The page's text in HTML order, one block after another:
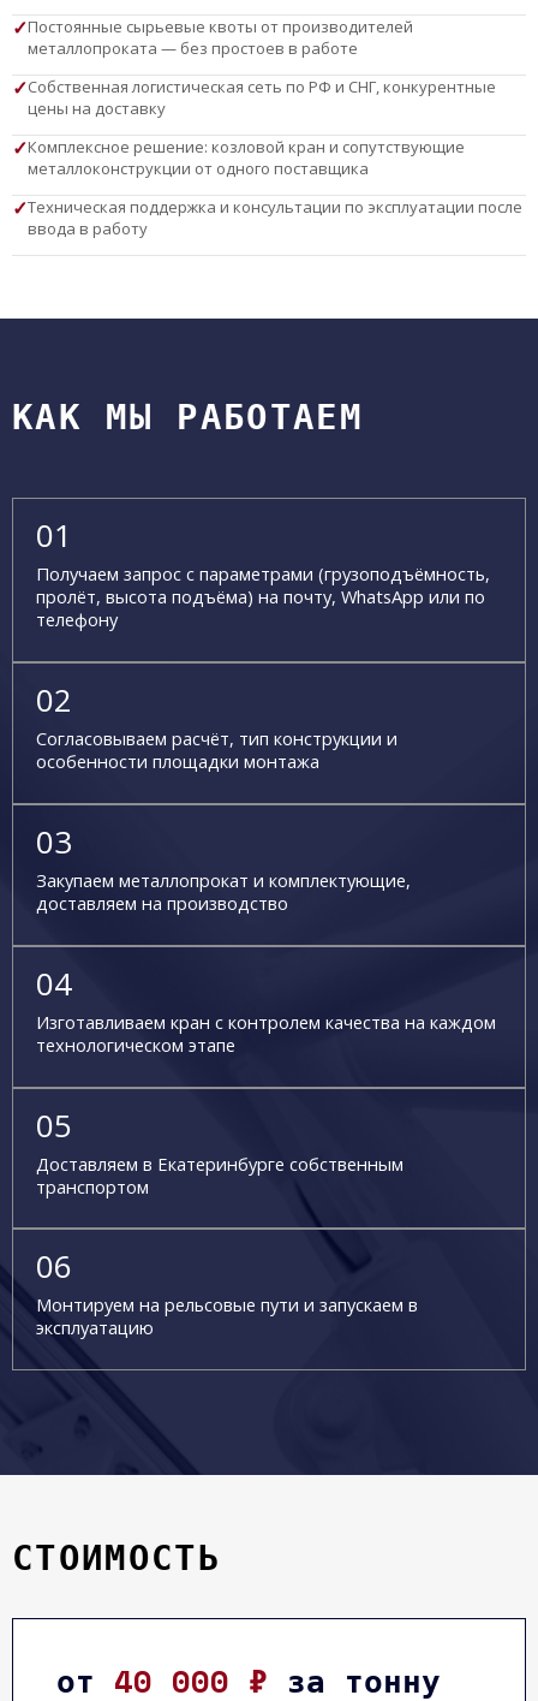
Постоянные сырьевые квоты от производителей
металлопроката — без простоев в работе
Собственная логистическая сеть по РФ и СНГ, конкурентные
цены на доставку
Комплексное решение: козловой кран и сопутствующие
металлоконструкции от одного поставщика
Техническая поддержка и консультации по эксплуатации после
ввода в работу
КАК МЫ РАБОТАЕМ
Получаем запрос с параметрами (грузоподъёмность,
пролёт, высота подъёма) на почту, WhatsApp или по
телефону
Согласовываем расчёт, тип конструкции и
особенности площадки монтажа
Закупаем металлопрокат и комплектующие,
доставляем на производство
Изготавливаем кран с контролем качества на каждом
технологическом этапе
Доставляем в Екатеринбурге собственным
транспортом
Монтируем на рельсовые пути и запускаем в
эксплуатацию
СТОИМОСТЬ
от 40 000 ₽ за тонну